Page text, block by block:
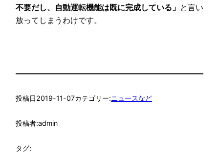
不要だし、自動運転機能は既に完成している」 と言い
放ってしまうわけです。
投稿日2019-11-07カテゴリー:ニュースなど
投稿者:admin
タグ: